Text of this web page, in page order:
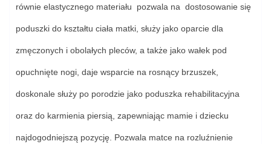
równie elastycznego materiału pozwala na dostosowanie się
poduszki do kształtu ciała matki, służy jako oparcie dla
zmęczonych i obolałych pleców, a także jako wałek pod
opuchnięte nogi, daje wsparcie na rosnący brzuszek,
doskonale służy po porodzie jako poduszka rehabilitacyjna
oraz do karmienia piersią, zapewniając mamie i dziecku
najdogodniejszą pozycję. Pozwala matce na rozluźnienie